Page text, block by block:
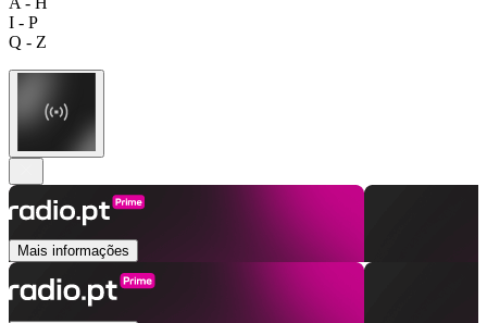
I - P
Q - Z
Mais informações